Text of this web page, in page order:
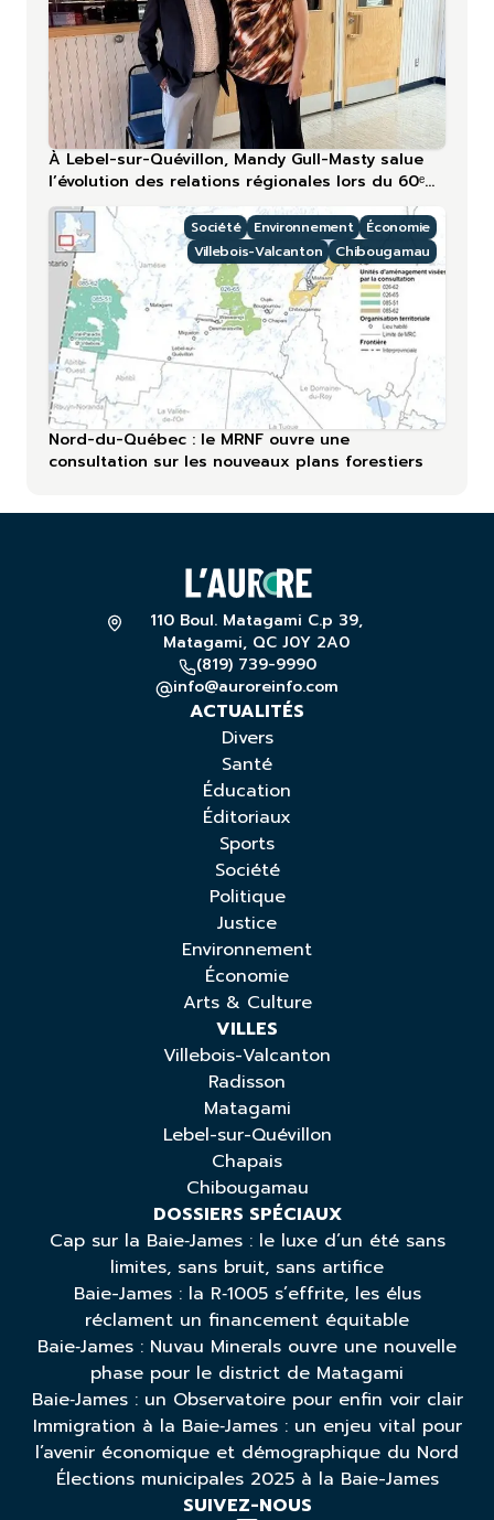
À Lebel-sur-Quévillon, Mandy Gull-Masty salue
l’évolution des relations régionales lors du 60ᵉ
anniversaire
Société Environnement
Économie
Villebois-Valcanton
Chibougamau
Nord-du-Québec : le MRNF ouvre une
consultation sur les nouveaux plans forestiers
110 Boul. Matagami C.p 39,
Matagami, QC J0Y 2A0
(819) 739-9990
info@auroreinfo.com
ACTUALITÉS
Divers
Santé
Éducation
Éditoriaux
Sports
Société
Politique
Justice
Environnement
Économie
Arts & Culture
VILLES
Villebois-Valcanton
Radisson
Matagami
Lebel-sur-Quévillon
Chapais
Chibougamau
DOSSIERS SPÉCIAUX
Cap sur la Baie‑James : le luxe d’un été sans
limites, sans bruit, sans artifice
Baie-James : la R‑1005 s’effrite, les élus
réclament un financement équitable
Baie‑James : Nuvau Minerals ouvre une nouvelle
phase pour le district de Matagami
Baie‑James : un Observatoire pour enfin voir clair
Immigration à la Baie‑James : un enjeu vital pour
l’avenir économique et démographique du Nord
Élections municipales 2025 à la Baie-James
SUIVEZ-NOUS